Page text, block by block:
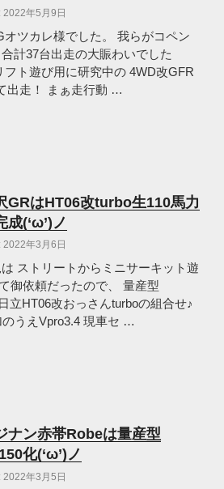
2022年5月9日
オツカレ様でした。 我らがコペン
計37台出走の大賑わいでした
ト遊び用に研究中の 4WD改GFR
出走！ まぁ走行動 …
GRはHT06改turbo生110馬力
成(‘ω’)ノ
2022年3月6日
ストリートからミニサーキット遊
御依頼だったので、 量産型
立HT06改おっさんturboの組合せ♪
うえVpro3.4 現車セ …
ナン赤帯Robeは量産型
化(‘ω’)ノ
2022年3月5日